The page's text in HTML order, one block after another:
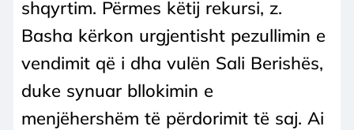
shqyrtim. Përmes këtij rekursi, z.
Basha kërkon urgjentisht pezullimin e
vendimit që i dha vulën Sali Berishës,
duke synuar bllokimin e
menjëhershëm të përdorimit të saj. Ai